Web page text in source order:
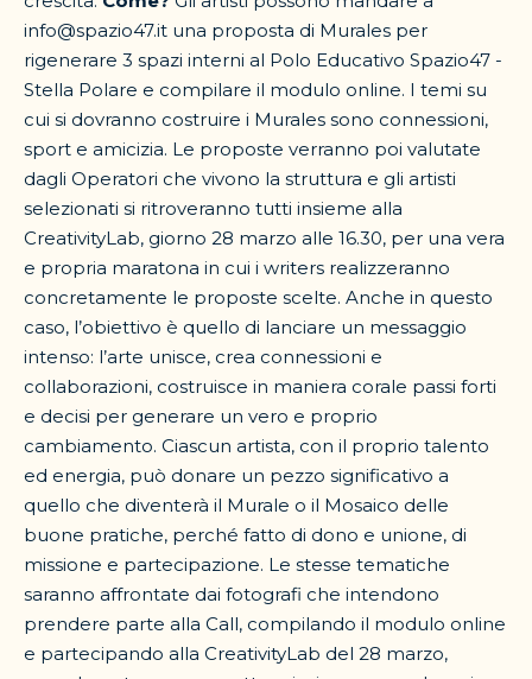
info@spazio47.it una proposta di Murales per
rigenerare 3 spazi interni al Polo Educativo Spazio47 -
Stella Polare e compilare il modulo online. I temi su
cui si dovranno costruire i Murales sono connessioni,
sport e amicizia. Le proposte verranno poi valutate
dagli Operatori che vivono la struttura e gli artisti
selezionati si ritroveranno tutti insieme alla
CreativityLab, giorno 28 marzo alle 16.30, per una vera
e propria maratona in cui i writers realizzeranno
concretamente le proposte scelte. Anche in questo
caso, l’obiettivo è quello di lanciare un messaggio
intenso: l’arte unisce, crea connessioni e
collaborazioni, costruisce in maniera corale passi forti
e decisi per generare un vero e proprio
cambiamento. Ciascun artista, con il proprio talento
ed energia, può donare un pezzo significativo a
quello che diventerà il Murale o il Mosaico delle
buone pratiche, perché fatto di dono e unione, di
missione e partecipazione. Le stesse tematiche
saranno affrontate dai fotografi che intendono
prendere parte alla Call, compilando il modulo online
e partecipando alla CreativityLab del 28 marzo,